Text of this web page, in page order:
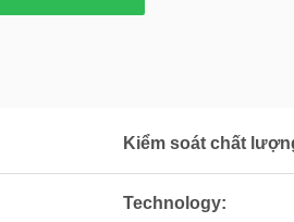
Kiểm soát chất
Technology: